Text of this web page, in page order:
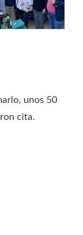
unos 50
cita.